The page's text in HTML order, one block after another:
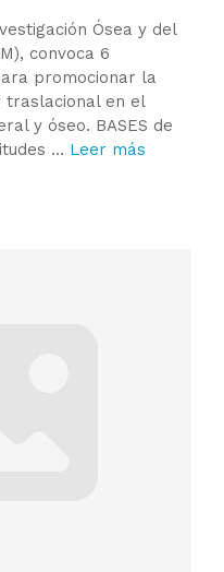
Ósea y del
convoca 6
promocionar la
traslacional en el
y óseo. BASES de
… Leer más